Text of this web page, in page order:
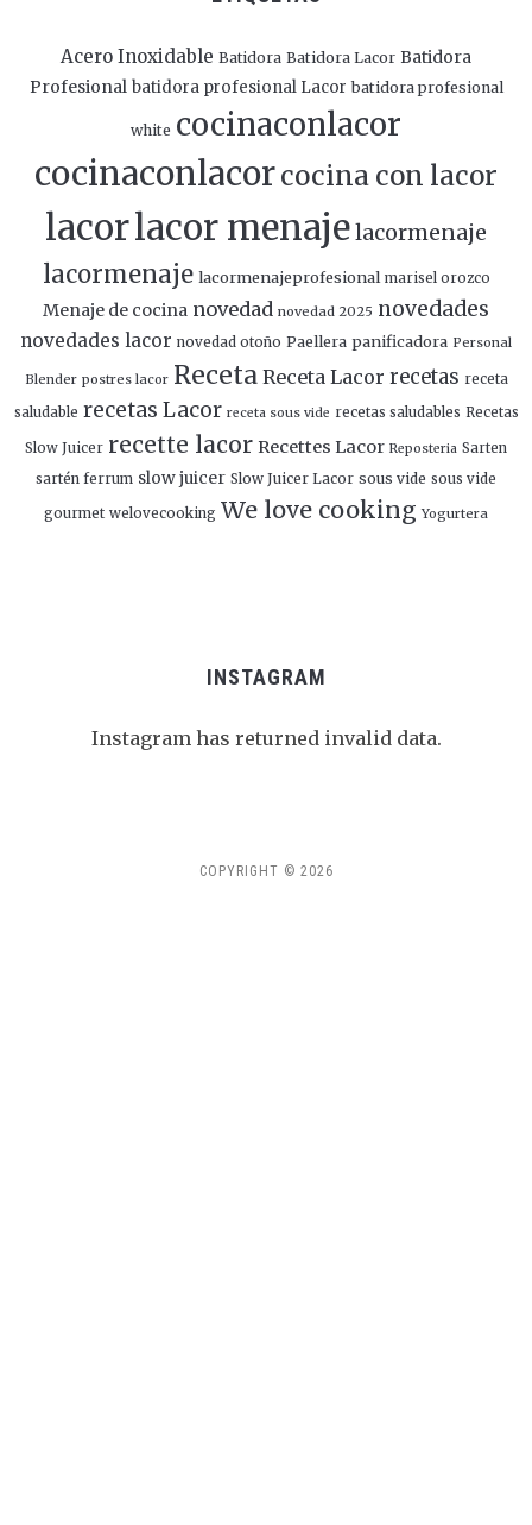
Acero Inoxidable Batidora Batidora Lacor Batidora
Profesional batidora profesional Lacor batidora profesional
white cocinaconlacor
cocinaconlacorcocina con lacor
lacorlacor menajelacormenaje
lacormenaje lacormenajeprofesional marisel orozco
Menaje de cocina novedad novedad 2025 novedades
novedades lacor novedad otoño Paellera panificadora Personal
Blender postres lacor Receta Receta Lacor recetas receta
saludable recetas Lacor receta sous vide recetas saludables Recetas
Slow Juicer recette lacor Recettes Lacor Reposteria Sarten
sartén ferrum slow juicer Slow Juicer Lacor sous vide sous vide
gourmet welovecooking We love cooking Yogurtera
INSTAGRAM
Instagram has returned invalid data.
COPYRIGHT © 2026